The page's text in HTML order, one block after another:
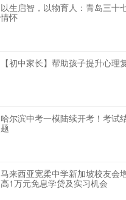
以生启智，以物育人：青岛三十
情怀
【初中家长】帮助孩子提升心理
哈尔滨中考一模陆续开考！考试
题
马来西亚宽柔中学新加坡校友会
高1万元免息学贷及实习机会